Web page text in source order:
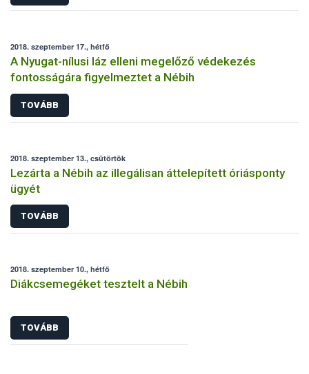
2018. szeptember 17., hétfő
A Nyugat-nílusi láz elleni megelőző védekezés
fontosságára figyelmeztet a Nébih
TOVÁBB
2018. szeptember 13., csütörtök
Lezárta a Nébih az illegálisan áttelepített óriásponty
ügyét
TOVÁBB
2018. szeptember 10., hétfő
Diákcsemegéket tesztelt a Nébih
TOVÁBB